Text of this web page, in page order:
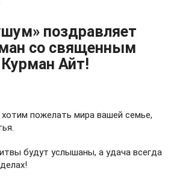
поздравляет
со священным
Айт!
пожелать мира вашей семье,
будут услышаны, а удача всегда
⁣⁣⠀